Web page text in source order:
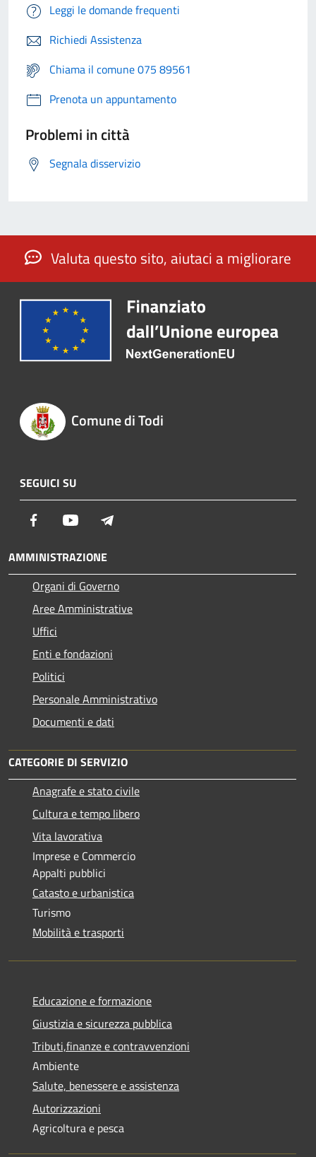
Leggi le domande frequenti
Richiedi Assistenza
Chiama il comune 075 89561
Prenota un appuntamento
Problemi in città
Segnala disservizio
Valuta questo sito, aiutaci a migliorare
Comune di Todi
SEGUICI SU
Facebook Youtube
AMMINISTRAZIONE
Organi di Governo
Aree Amministrative
Uffici
Enti e fondazioni
Politici
Personale Amministrativo
Documenti e dati
CATEGORIE DI SERVIZIO
Anagrafe e stato civile
Cultura e tempo libero
Vita lavorativa
Imprese e Commercio
Appalti pubblici
Catasto e urbanistica
Turismo
Mobilità e trasporti
Educazione e formazione
Giustizia e sicurezza pubblica
Tributi,finanze e contravvenzioni
Ambiente
Salute, benessere e assistenza
Autorizzazioni
Agricoltura e pesca